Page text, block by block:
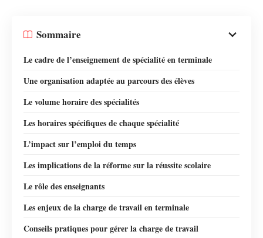
Sommaire
Le cadre de l’enseignement de spécialité en terminale
Une organisation adaptée au parcours des élèves
Le volume horaire des spécialités
Les horaires spécifiques de chaque spécialité
L’impact sur l’emploi du temps
Les implications de la réforme sur la réussite scolaire
Le rôle des enseignants
Les enjeux de la charge de travail en terminale
Conseils pratiques pour gérer la charge de travail